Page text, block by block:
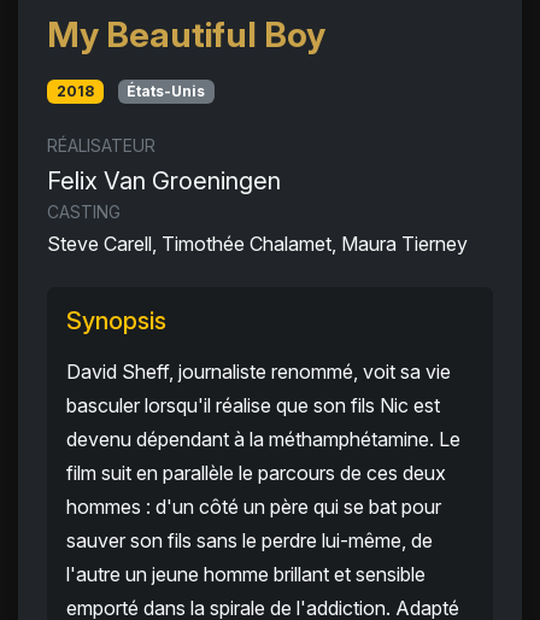
My Beautiful Boy
2018 États-Unis
RÉALISATEUR
Felix Van Groeningen
CASTING
Steve Carell, Timothée Chalamet, Maura Tierney
Synopsis
David Sheff, journaliste renommé, voit sa vie
basculer lorsqu'il réalise que son fils Nic est
devenu dépendant à la méthamphétamine. Le
film suit en parallèle le parcours de ces deux
hommes : d'un côté un père qui se bat pour
sauver son fils sans le perdre lui-même, de
l'autre un jeune homme brillant et sensible
emporté dans la spirale de l'addiction. Adapté